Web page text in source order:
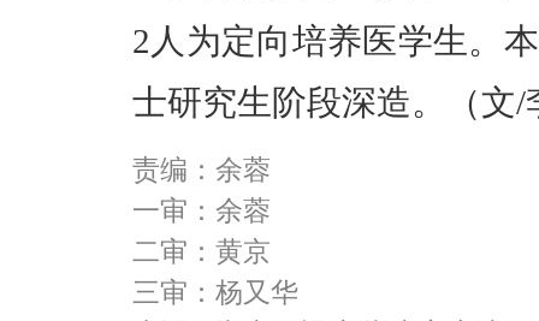
2人为定向培养医学生。
士研究生阶段深造。（文/
责编：余蓉
一审：余蓉
二审：黄京
三审：杨又华